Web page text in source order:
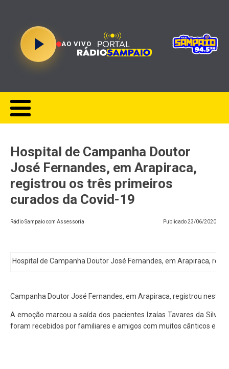
AO VIVO
Hospital de Campanha Doutor
José Fernandes, em Arapiraca,
registrou os três primeiros
curados da Covid-19
Rádio Sampaio com Assessoria Publicado23/06/2020
Hospital de Campanha Doutor José Fernandes, em Arapiraca,
Campanha Doutor José Fernandes, em Arapiraca, registrou nesta
A emoção marcou a saída dos pacientes Izaías Tavares da Silva,
foram recebidos por familiares e amigos com muitos cânticos e